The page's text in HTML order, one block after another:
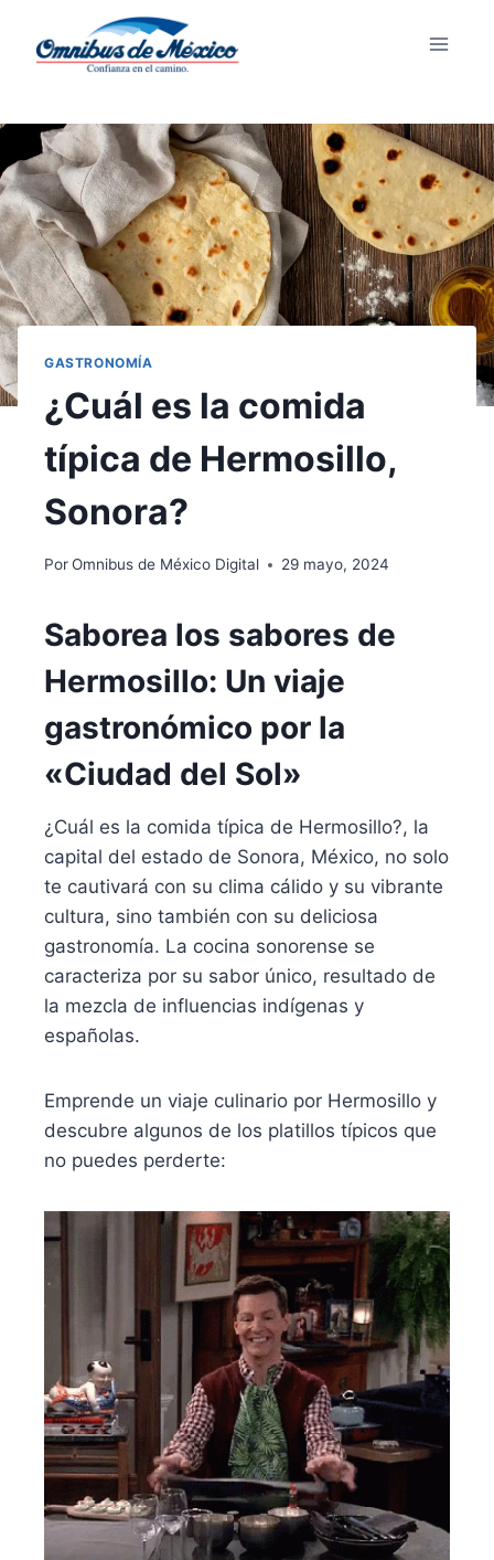
GASTRONOMÍA
¿Cuál es la comida
típica de Hermosillo,
Sonora?
PorOmnibus de México Digital 29 mayo, 2024
Saborea los sabores de
Hermosillo: Un viaje
gastronómico por la
«Ciudad del Sol»
¿Cuál es la comida típica de Hermosillo?, la
capital del estado de Sonora, México, no solo
te cautivará con su clima cálido y su vibrante
cultura, sino también con su deliciosa
gastronomía. La cocina sonorense se
caracteriza por su sabor único, resultado de
la mezcla de influencias indígenas y
españolas.
Emprende un viaje culinario por Hermosillo y
descubre algunos de los platillos típicos que
no puedes perderte: